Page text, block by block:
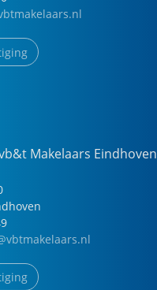
Makelaars Eindhoven